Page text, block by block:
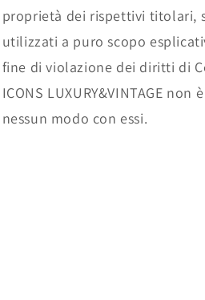
proprietà dei rispettivi titolari,
utilizzati a puro scopo
fine di violazione dei diritti di
ICONS LUXURY&VINTAGE non
nessun modo con essi.